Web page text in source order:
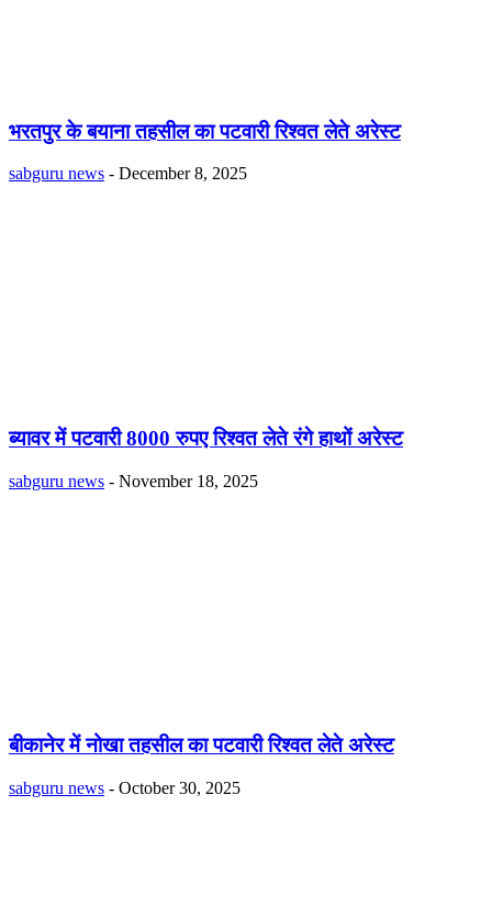
भरतपुर के बयाना तहसील का पटवारी रिश्वत लेते अरेस्ट
sabguru news - December 8, 2025
ब्यावर में पटवारी 8000 रुपए रिश्वत लेते रंगे हाथों अरेस्ट
sabguru news - November 18, 2025
बीकानेर में नोखा तहसील का पटवारी रिश्वत लेते अरेस्ट
sabguru news - October 30, 2025